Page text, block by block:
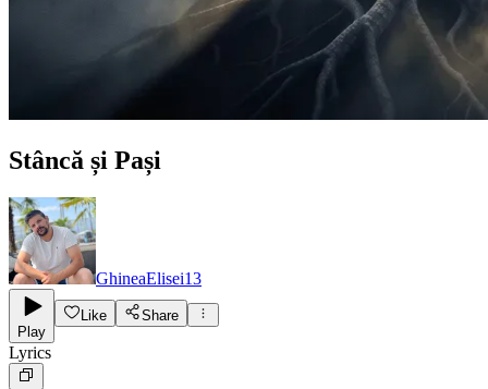
Stâncă și Pași
GhineaElisei13
Play
Like Share
Lyrics